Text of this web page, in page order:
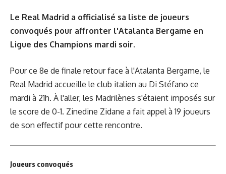
Le Real Madrid a officialisé sa liste de joueurs
convoqués pour affronter l'Atalanta Bergame en
Ligue des Champions mardi soir.
Pour ce 8e de finale retour face à l'Atalanta Bergame, le
Real Madrid accueille le club italien au Di Stéfano ce
mardi à 21h. À l'aller, les Madrilènes s'étaient imposés sur
le score de 0-1. Zinedine Zidane a fait appel à 19 joueurs
de son effectif pour cette rencontre.
Joueurs convoqués